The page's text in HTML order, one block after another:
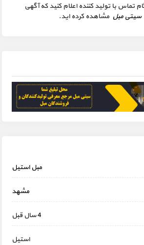
تماس با تولید کننده اعلام کنید که آگهی
سیتی مبل مشاهده کرده اید.
مبل استیل
مشهد
4 سال قبل
استیل